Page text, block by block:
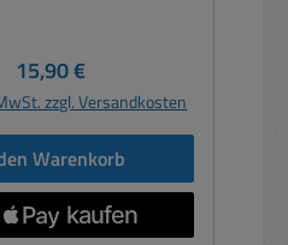
Innengewinde)
B: 120mm x 44mm
Bauhöhe:
Kabeleinlass: 67mm
siehe Zubehör-
Register
Regulärer Preis:
15,90 €
zzgl. Versandkosten
Warenkorb